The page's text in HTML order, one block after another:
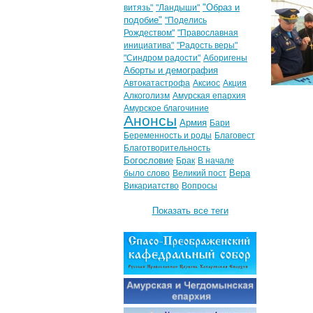
витязь" "Ландыши" "Образ и
подобие" "Поделись
Рождеством" "Православная
инициатива" "Радость веры"
"Синдром радости" Аборигены
Аборты и демография
Автокатастрофа Аксиос Акция
Алкоголизм Амурская епархия
Амурское благочиние
Анонсы Армия Бари
Беременность и роды Благовест
Благотворительность
Богословие Брак В начале
было слово Великий пост Вера
Викариатство Вопросы
Показать все теги